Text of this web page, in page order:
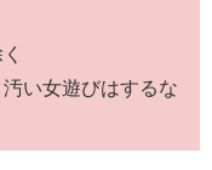
い女遊びはするな